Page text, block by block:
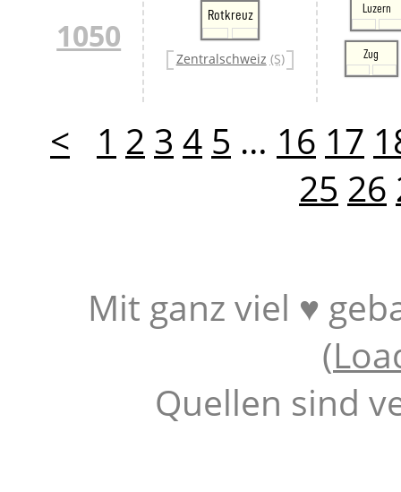
1050
Rotkreuz
Zentralschweiz (S)
Luzern
Zug
< 1 2 3 4 5 … 16 17
25 26
Mit ganz viel ♥
(
Quellen sind